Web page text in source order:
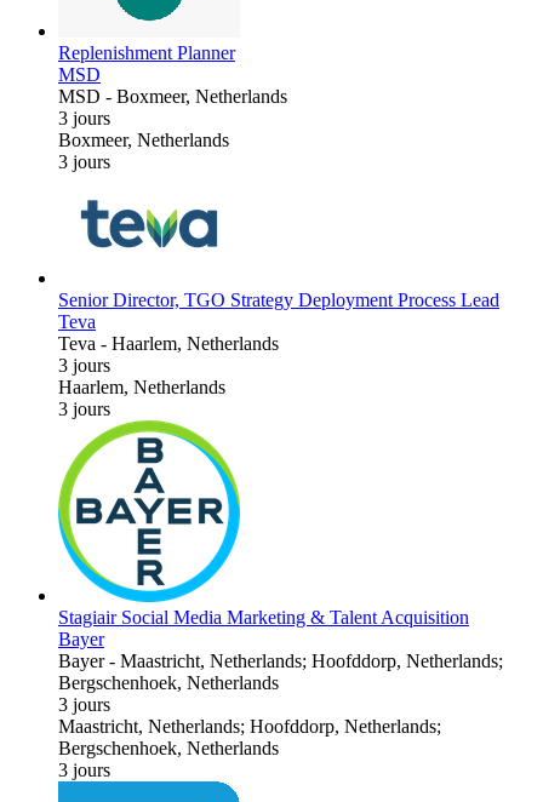
Replenishment Planner
MSD
MSD - Boxmeer, Netherlands
3 jours
Boxmeer, Netherlands
3 jours
Senior Director, TGO Strategy Deployment Process Lead
Teva
Teva - Haarlem, Netherlands
3 jours
Haarlem, Netherlands
3 jours
Stagiair Social Media Marketing & Talent Acquisition
Bayer
Bayer- Maastricht, Netherlands; Hoofddorp, Netherlands;
Bergschenhoek, Netherlands
3 jours
Maastricht, Netherlands; Hoofddorp, Netherlands;
Bergschenhoek, Netherlands
3 jours